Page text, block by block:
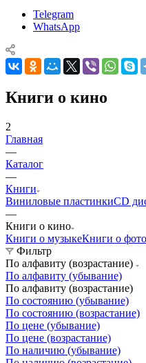
Telegram
WhatsApp
Книги о кино
2
Главная
—
Каталог
—
Книги
Виниловые пластинкиCD
—
Книги о кино
Книги о музыкеКниги о
Фильтр
По алфавиту (возрастание)
По алфавиту (убывание)
По алфавиту (возрастание)
По состоянию (убывание)
По состоянию (возрастание)
По цене (убывание)
По цене (возрастание)
По наличию (убывание)